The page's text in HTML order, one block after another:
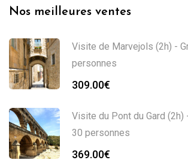
Nos meilleures ventes
Visite de Marvejols (2h) -
personnes
309.00€
Visite du Pont du Gard (2h)
30 personnes
369.00€